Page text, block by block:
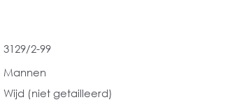
3129/2-99
Mannen
Wijd (niet getailleerd)